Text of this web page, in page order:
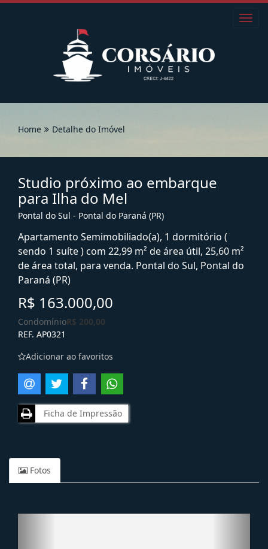
Home Detalhe do Imóvel
Studio próximo ao embarque
para Ilha do Mel
Pontal do Sul - Pontal do Paraná (PR)
Apartamento Semimobiliado(a), 1 dormitório (
sendo 1 suíte ) com 22,99 m² de área útil, 25,60 m²
de área total, para venda. Pontal do Sul, Pontal do
Paraná (PR)
R$ 163.000,00
CondomínioR$ 200,00
REF. AP0321
Adicionar ao favoritos
Ficha de Impressão
Fotos